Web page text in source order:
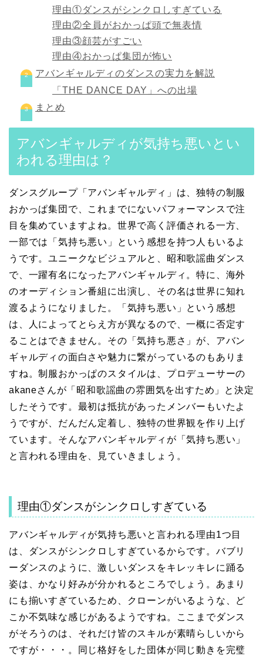
理由①ダンスがシンクロしすぎている
理由②全員がおかっぱ頭で無表情
理由③顔芸がすごい
理由④おかっぱ集団が怖い
アバンギャルディのダンスの実力を解説
「THE DANCE DAY」への出場
まとめ
アバンギャルディが気持ち悪いとい
われる理由は？
ダンスグループ「アバンギャルディ」は、独特の制服
おかっぱ集団で、これまでにないパフォーマンスで注
目を集めていますよね。世界で高く評価される一方、
一部では「気持ち悪い」という感想を持つ人もいるよ
うです。ユニークなビジュアルと、昭和歌謡曲ダンス
で、一躍有名になったアバンギャルディ。特に、海外
のオーディション番組に出演し、その名は世界に知れ
渡るようになりました。「気持ち悪い」という感想
は、人によってとらえ方が異なるので、一概に否定す
ることはできません。その「気持ち悪さ」が、アバン
ギャルディの面白さや魅力に繋がっているのもありま
すね。制服おかっぱのスタイルは、プロデューサーの
akaneさんが「昭和歌謡曲の雰囲気を出すため」と決定
したそうです。最初は抵抗があったメンバーもいたよ
うですが、だんだん定着し、独特の世界観を作り上げ
ています。そんなアバンギャルディが「気持ち悪い」
と言われる理由を、見ていきましょう。
理由①ダンスがシンクロしすぎている
アバンギャルディが気持ち悪いと言われる理由1つ目
は、ダンスがシンクロしすぎているからです。バブリ
ーダンスのように、激しいダンスをキレッキレに踊る
姿は、かなり好みが分かれるところでしょう。あまり
にも揃いすぎているため、クローンがいるような、ど
こか不気味な感じがあるようですね。ここまでダンス
がそろうのは、それだけ皆のスキルが素晴らしいから
ですが・・・。同じ格好をした団体が同じ動きを完璧